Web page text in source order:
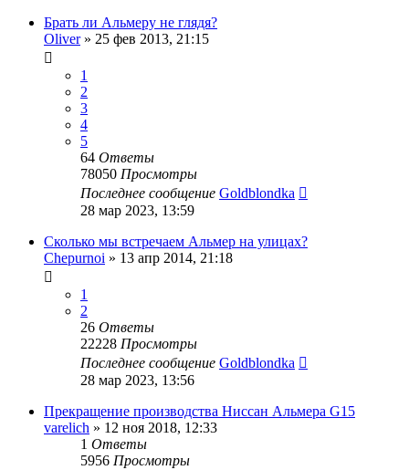
Брать ли Альмеру не глядя?
Oliver» 25 фев 2013, 21:15
1
2
3
4
5
64 Ответы
78050 Просмотры
Последнее сообщение Goldblondka
28 мар 2023, 13:59
Сколько мы встречаем Альмер на улицах?
Chepurnoi » 13 апр 2014, 21:18
1
2
26 Ответы
22228 Просмотры
Последнее сообщение Goldblondka
28 мар 2023, 13:56
Прекращение производства Ниссан Альмера G15
varelich » 12 ноя 2018, 12:33
1 Ответы
5956 Просмотры